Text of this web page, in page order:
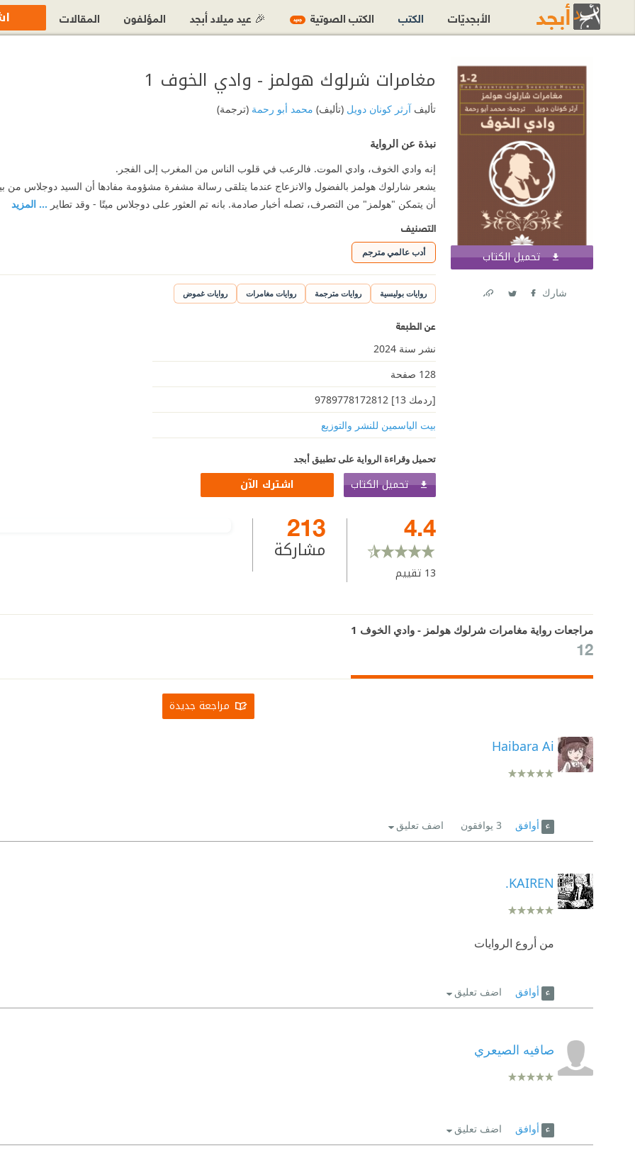
تحميل الكتاب اشترك الآن
شارك
مغامرات شرلوك هولمز - وادي الخوف 1
تأليفآرثر كونان دويل(تأليف) محمد أبو رحمة(ترجمة)
نبذة عن الرواية
إنه وادي الخوف، وادي الموت. فالرعب في قلوب الناس من المغرب إلى الفجر.
يشعر شارلوك هولمز بالفضول والانزعاج عندما يتلقى رسالة مشفرة مشؤومة مفادها أن السيد دوجلاس
أن يتمكن "هولمز" من التصرف، تصله أخبار صادمة. بانه تم العثور على دوجلاس ميتًا - وقد تطاير ... المزيد
التصنيف
أدب عالمي مترجم
روايات بوليسية روايات مترجمة روايات مغامرات روايات غموض
عن الطبعة
نشر سنة 2024
128 صفحة
[ردمك 13] 9789778172812
بيت الياسمين للنشر والتوزيع
تحميل وقراءة الرواية على تطبيق أبجد
تحميل الكتاب اشترك الآن
4.4
13 تقييم
213
مشاركة
مراجعات رواية مغامرات شرلوك هولمز - وادي الخوف 1
12
مراجعة جديدة
Haibara Ai
أوافق 3 يوافقون اضف تعليق
KAIREN.
من أروع الروايات
أوافق اضف تعليق
صافيه الصيعري
أوافق اضف تعليق
الأبجديّات الكتب الكتب الصوتية جديد 🎉 عيد ميلاد أبجد المؤلفون المقالات